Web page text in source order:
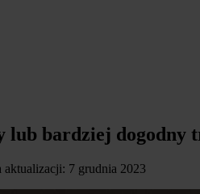
lub bardziej
aktualizacji: 7 grudnia 2023